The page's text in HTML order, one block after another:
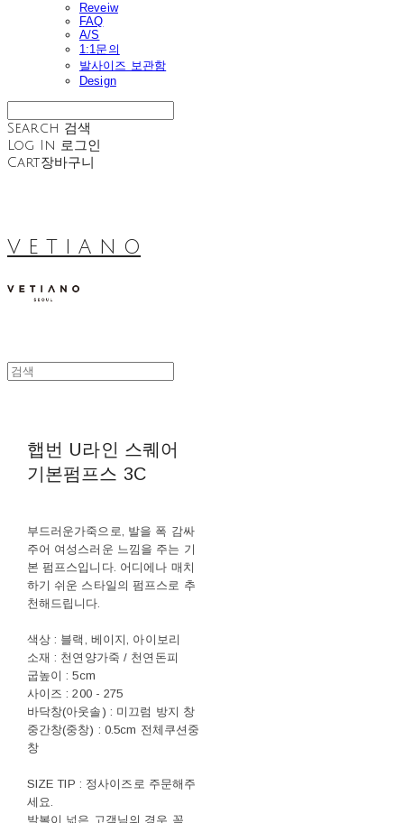
Reveiw
FAQ
A/S
1:1문의
발사이즈 보관함
Design
Search 검색
Log In 로그인
Cart장바구니
V E T I A N O
햅번 U라인 스퀘어
기본펌프스 3C
부드러운가죽으로, 발을 폭 감싸
주어 여성스러운 느낌을 주는 기
본 펌프스입니다. 어디에나 매치
하기 쉬운 스타일의 펌프스로 추
천해드립니다.
색상 : 블랙, 베이지, 아이보리
소재 : 천연양가죽 / 천연돈피
굽높이 : 5cm
사이즈 : 200 - 275
바닥창(아웃솔) : 미끄럼 방지 창
중간창(중창) : 0.5cm 전체쿠션중
창
SIZE TIP : 정사이즈로 주문해주
세요.
발볼이 넓은 고객님의 경우 꼭